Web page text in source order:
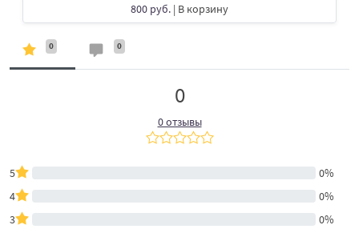
800 руб. | В корзину
0 0
0
0 отзывы
5
0%
4
0%
3
0%